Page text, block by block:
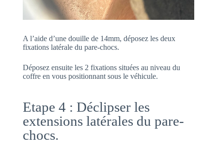
A l’aide d’une douille de 14mm, déposez les deux
fixations latérale du pare-chocs.
Déposez ensuite les 2 fixations situées au niveau du
coffre en vous positionnant sous le véhicule.
Etape 4 : Déclipser les
extensions latérales du pare-
chocs.